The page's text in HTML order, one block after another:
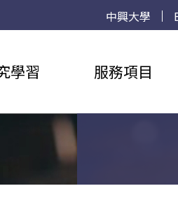
中興大學
學習 服務項目